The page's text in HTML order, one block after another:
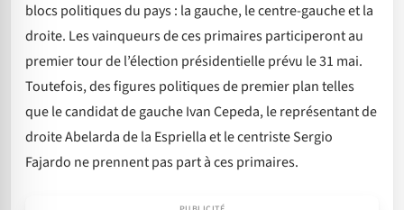
blocs politiques du pays : la gauche, le centre-gauche et la
droite. Les vainqueurs de ces primaires participeront au
premier tour de l’élection présidentielle prévu le 31 mai.
Toutefois, des figures politiques de premier plan telles
que le candidat de gauche Ivan Cepeda, le représentant de
droite Abelarda de la Espriella et le centriste Sergio
Fajardo ne prennent pas part à ces primaires.